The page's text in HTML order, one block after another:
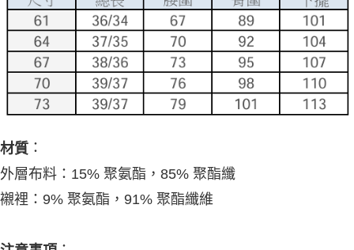
材質 ：
外層布料：15% 聚氨酯，85% 聚酯纖
襯裡：9% 聚氨酯，91% 聚酯纖維